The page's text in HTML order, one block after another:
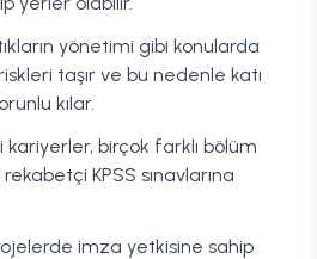
yönetimi gibi konularda
taşır ve bu nedenle katı
kılar.
birçok farklı bölüm
KPSS sınavlarına
imza yetkisine sahip